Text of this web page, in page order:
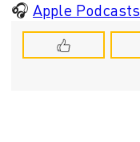
🎧Apple Podcasts